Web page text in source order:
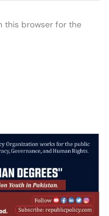
this browser for the